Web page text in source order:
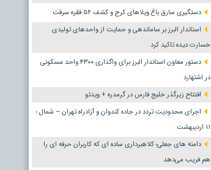
دستگیری سارق باغ ویلاهای کرج و کشف ۵۶ فقره سرقت
استاندار البرز بر ساماندهی و حمایت از واحدهای تولیدی
خسارت دیده تاکید کرد
دستور معاون استاندار البرز برای واگذاری ۴۳۰۰ واحد مسکونی
در اشتهارد
افتتاح زیرگذر خلیج فارس در گرمدره + ویدئو
اجرای محدودیت تردد در جاده کندوان و آزادراه تهران – شمال ؛
١١ اردیبهشت
دامنه های جعلی؛ کلاهبرداری ساده ای که کاربران حرفه ای را
هم فریب می‌دهد